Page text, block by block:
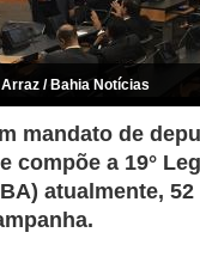
/ Bahia Notícias
mandato de
compõe a 19°
atualmente,